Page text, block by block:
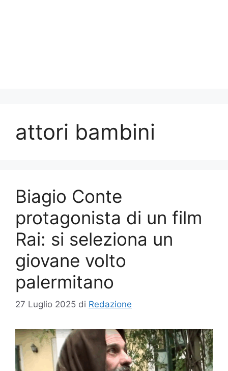
attori bambini
Biagio Conte
protagonista di un film
Rai: si seleziona un
giovane volto
palermitano
27 Luglio 2025 di Redazione